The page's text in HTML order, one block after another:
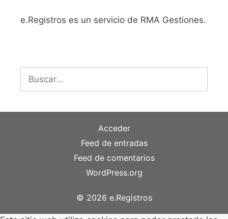
e.Registros es un servicio de RMA Gestiones.
Acceder
Feed de entradas
Feed de comentarios
WordPress.org
© 2026 e.Registros